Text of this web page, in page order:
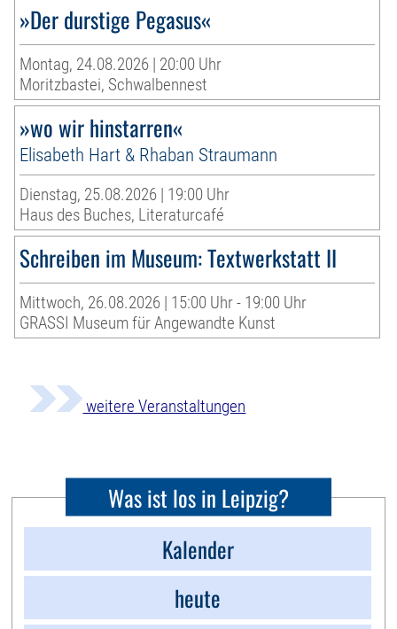
»Der durstige Pegasus«
Montag, 24.08.2026 | 20:00 Uhr
Moritzbastei, Schwalbennest
»wo wir hinstarren«
Elisabeth Hart & Rhaban Straumann
Dienstag, 25.08.2026 | 19:00 Uhr
Haus des Buches, Literaturcafé
Schreiben im Museum: Textwerkstatt II
Mittwoch, 26.08.2026 | 15:00 Uhr - 19:00 Uhr
GRASSI Museum für Angewandte Kunst
weitere Veranstaltungen
Was ist los in Leipzig?
Kalender
heute